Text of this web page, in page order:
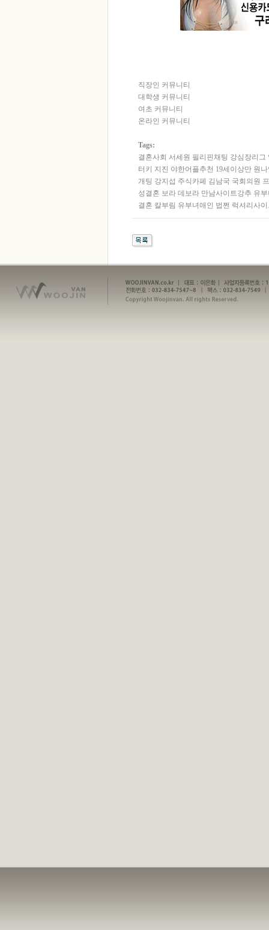
직장인 커뮤니티
대학생 커뮤니티
여초 커뮤니티
온라인 커뮤니티
Tags:
결혼사회 서세원 필­리­핀­채­팅 강심장리그
터키 지진 야한어플추천 19세이상만 원
개­팅 강지섭 주­식­카­페 김남국 국회의원
성­결­혼 보라 데보라 만남사이트강추 유
결혼 칼부림 유부녀애인 법쩐 럭셔리사이